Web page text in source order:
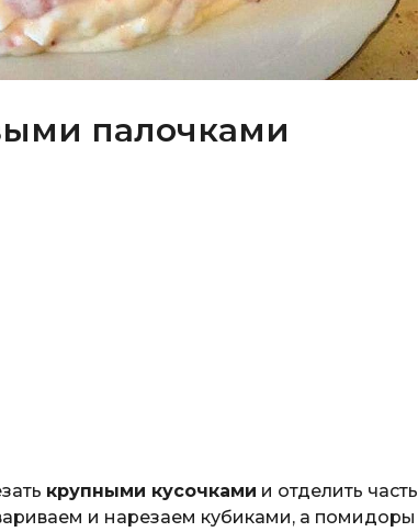
палочками
крупными кусочками и отделить часть
и нарезаем кубиками, а помидоры